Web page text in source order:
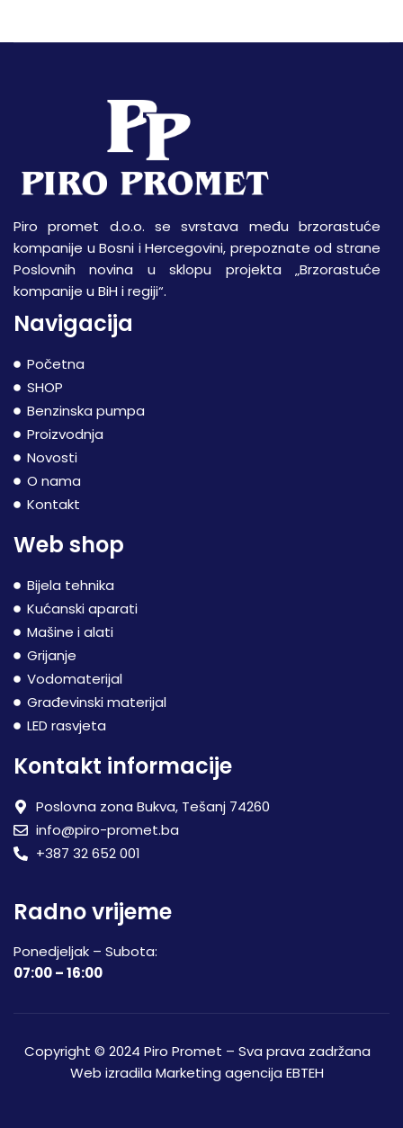
Piro promet d.o.o. se svrstava među brzorastuće
kompanije u Bosni i Hercegovini, prepoznate od strane
Poslovnih novina u sklopu projekta „Brzorastuće
kompanije u BiH i regiji“.
Navigacija
Početna
SHOP
Benzinska pumpa
Proizvodnja
Novosti
O nama
Kontakt
Web shop
Bijela tehnika
Kućanski aparati
Mašine i alati
Grijanje
Vodomaterijal
Građevinski materijal
LED rasvjeta
Kontakt informacije
Poslovna zona Bukva, Tešanj 74260
info@piro-promet.ba
+387 32 652 001
Radno vrijeme
Ponedjeljak – Subota:
07:00 – 16:00
Copyright © 2024 Piro Promet – Sva prava zadržana
Web izradila Marketing agencija EBTEH